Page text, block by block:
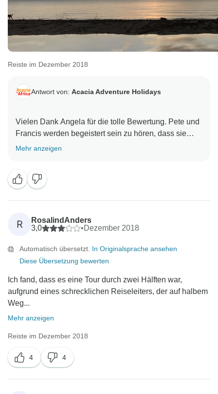
Reiste im Dezember 2018
Antwort von: Acacia Adventure Holidays
Vielen Dank Angela für die tolle Bewertung. Pete und
Francis werden begeistert sein zu hören, dass sie
Ihren Urlaub so unvergesslich gemacht haben. Wir
Mehr anzeigen
R
RosalindAnders
3,0
•Dezember 2018
Automatisch übersetzt. In Originalsprache ansehen
Diese Übersetzung bewerten
Ich fand, dass es eine Tour durch zwei Hälften war,
aufgrund eines schrecklichen Reiseleiters, der auf halbem
Weg...
Mehr anzeigen
Reiste im Dezember 2018
4 4